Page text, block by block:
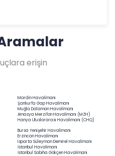
erişin
Mardin Havalimanı
Şanlıurfa Gap Havalimanı
Muğla Dalaman Havalimanı
Amasya Merzifon Havalimanı (MZH)
Hanya Uluslararası Havalimanı (CHQ)
Bursa Yenişehir Havalimanı
Erzincan Havalimanı
Isparta Süleyman Demirel Havalimanı
İstanbul Havalimanı
İstanbul Sabiha Gökçen Havalimanı